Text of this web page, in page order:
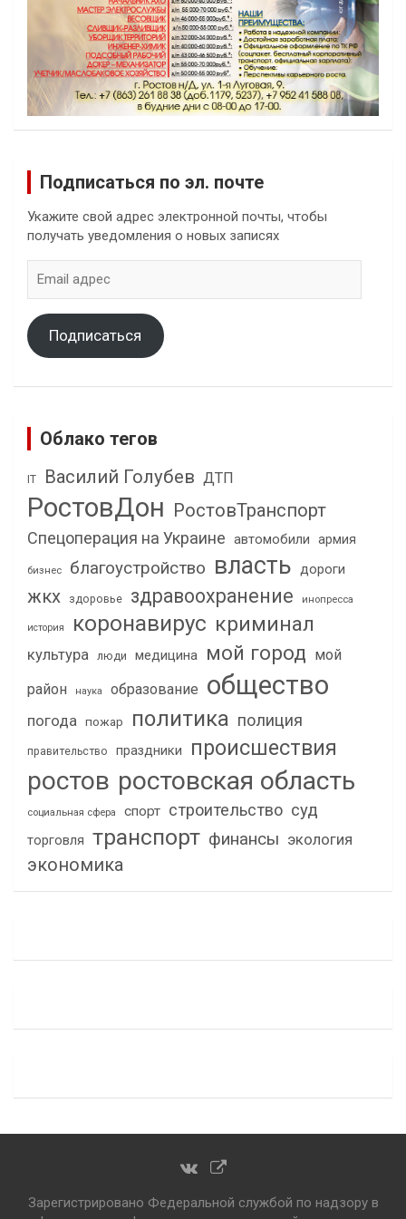
Подписаться по эл. почте
Укажите свой адрес электронной почты, чтобы
получать уведомления о новых записях
адрес
Подписаться
Облако тегов
IT Василий Голубев ДТП
РостовДон РостовТранспорт
Спецоперация на Украине автомобили армия
бизнес благоустройство власть дороги
жкх здоровье здравоохранение инопресса
история коронавирус криминал
культура люди медицина мой город мой
район
наука образование общество
погода пожар политика полиция
правительство праздники происшествия
ростов ростовская область
социальная сфера спорт строительство суд
торговля транспорт финансы экология
экономика
Зарегистрировано Федеральной службой по надзору в